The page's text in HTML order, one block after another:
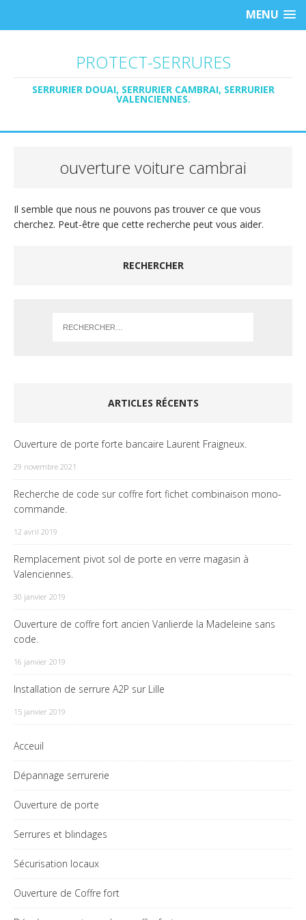
MENU
PROTECT-SERRURES
SERRURIER DOUAI, SERRURIER CAMBRAI, SERRURIER
VALENCIENNES.
ouverture voiture cambrai
Il semble que nous ne pouvons pas trouver ce que vous
cherchez. Peut-être que cette recherche peut vous aider.
RECHERCHER
ARTICLES RÉCENTS
Ouverture de porte forte bancaire Laurent Fraigneux.
29 novembre 2021
Recherche de code sur coffre fort fichet combinaison mono-
commande.
12 avril 2019
Remplacement pivot sol de porte en verre magasin à
Valenciennes.
30 janvier 2019
Ouverture de coffre fort ancien Vanlierde la Madeleine sans
code.
16 janvier 2019
Installation de serrure A2P sur Lille
15 janvier 2019
Acceuil
Dépannage serrurerie
Ouverture de porte
Serrures et blindages
Sécurisation locaux
Ouverture de Coffre fort